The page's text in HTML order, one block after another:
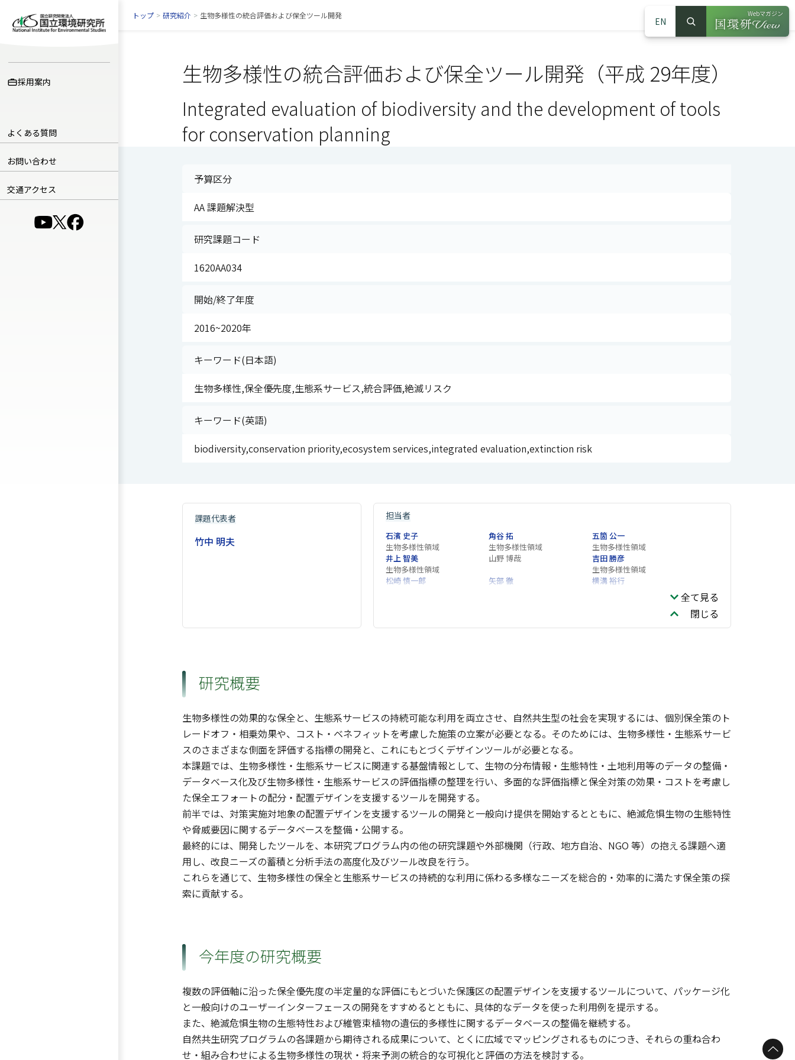
採用案内
よくある質問
お問い合わせ
交通アクセス
（別ウインドウで開きます）
（別ウインドウで開きます）
（別ウインドウで開きます）
EN
サイト内検索
検索
Webマガジン
（別ウインドウ
トップ > 研究紹介 > 生物多様性の統合評価および保全ツール開発
生物多様性の統合評価および保全ツール開発（平成 29年度）
Integrated evaluation of biodiversity and the development of tools
for conservation planning
予算区分
AA 課題解決型
研究課題コード
1620AA034
開始/終了年度
2016~2020年
キーワード(日本語)
生物多様性,保全優先度,生態系サービス,統合評価,絶滅リスク
キーワード(英語)
biodiversity,conservation priority,ecosystem services,integrated evaluation,extinction risk
課題代表者
竹中 明夫
担当者
石濱 史子
生物多様性領域
角谷 拓
生物多様性領域
五箇 公一
生物多様性領域
井上 智美
生物多様性領域
山野 博哉
吉田 勝彦
生物多様性領域
松崎 慎一郎
矢部 徹
横溝 裕行
全て見る
閉じる
研究概要
生物多様性の効果的な保全と、生態系サービスの持続可能な利用を両立させ、自然共生型の社会を実現するには、個別保全策のト
レードオフ・相乗効果や、コスト・ベネフィットを考慮した施策の立案が必要となる。そのためには、生物多様性・生態系サービ
スのさまざまな側面を評価する指標の開発と、これにもとづくデザインツールが必要となる。
本課題では、生物多様性・生態系サービスに関連する基盤情報として、生物の分布情報・生態特性・土地利用等のデータの整備・
データベース化及び生物多様性・生態系サービスの評価指標の整理を行い、多面的な評価指標と保全対策の効果・コストを考慮し
た保全エフォートの配分・配置デザインを支援するツールを開発する。
前半では、対策実施対地象の配置デザインを支援するツールの開発と一般向け提供を開始するとともに、絶滅危惧生物の生態特性
や脅威要因に関するデータベースを整備・公開する。
最終的には、開発したツールを、本研究プログラム内の他の研究課題や外部機関（行政、地方自治、NGO 等）の抱える課題へ適
用し、改良ニーズの蓄積と分析手法の高度化及びツール改良を行う。
これらを通じて、生物多様性の保全と生態系サービスの持続的な利用に係わる多様なニーズを総合的・効率的に満たす保全策の探
索に貢献する。
今年度の研究概要
複数の評価軸に沿った保全優先度の半定量的な評価にもとづいた保護区の配置デザインを支援するツールについて、パッケージ化
と一般向けのユーザーインターフェースの開発をすすめるとともに、具体的なデータを使った利用例を提示する。
また、絶滅危惧生物の生態特性および維管束植物の遺伝的多様性に関するデータベースの整備を継続する。
自然共生研究プログラムの各課題から期待される成果について、とくに広域でマッピングされるものにつき、それらの重ね合わ
せ・組み合わせによる生物多様性の現状・将来予測の統合的な可視化と評価の方法を検討する。